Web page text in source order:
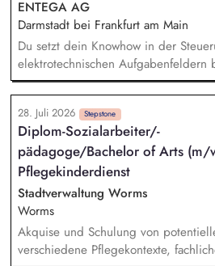
beispielsweise rund um Energy
oder neue Vermarktungsmodelle -
energiewirtschaftliche
Produktstrategien, Business Cases
ENTEGA AG
Darmstadt bei Frankfurt am Main
Du setzt dein Knowhow in der
elektrotechnischen Aufgabenfeldern
und Betrieb (Wind und PEE-
Anbindung ein. Bei der
Projekten im Rahmen der
deine Unterstützung. Die Beurteilung
Anlagenlieferanten angebotenen
Anlagenkonstellationen und
zur elektrischen Netzanbindung
übernimmst die Steuerung der
Verhandlungen der Netzanbindungen.
28. Juli 2026 Stepstone
Diplom-Sozialarbeiter/-
pädagoge/Bachelor of Arts (m/
Pflegekinderdienst
Stadtverwaltung Worms
Worms
Akquise und Schulung von
verschiedene Pflegekontexte,